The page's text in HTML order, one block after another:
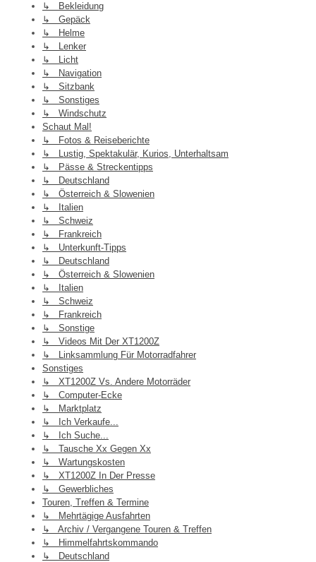
↳ Bekleidung
↳ Gepäck
↳ Helme
↳ Lenker
↳ Licht
↳ Navigation
↳ Sitzbank
↳ Sonstiges
↳ Windschutz
Schaut Mal!
↳ Fotos & Reiseberichte
↳ Lustig, Spektakulär, Kurios, Unterhaltsam
↳ Pässe & Streckentipps
↳ Deutschland
↳ Österreich & Slowenien
↳ Italien
↳ Schweiz
↳ Frankreich
↳ Unterkunft-Tipps
↳ Deutschland
↳ Österreich & Slowenien
↳ Italien
↳ Schweiz
↳ Frankreich
↳ Sonstige
↳ Videos Mit Der XT1200Z
↳ Linksammlung Für Motorradfahrer
Sonstiges
↳ XT1200Z Vs. Andere Motorräder
↳ Computer-Ecke
↳ Marktplatz
↳ Ich Verkaufe...
↳ Ich Suche...
↳ Tausche Xx Gegen Xx
↳ Wartungskosten
↳ XT1200Z In Der Presse
↳ Gewerbliches
Touren, Treffen & Termine
↳ Mehrtägige Ausfahrten
↳ Archiv / Vergangene Touren & Treffen
↳ Himmelfahrtskommando
↳ Deutschland